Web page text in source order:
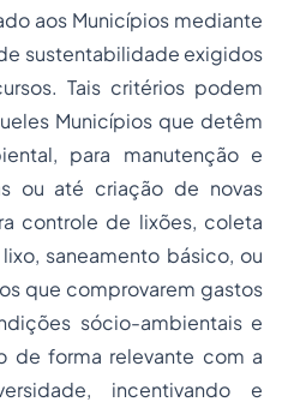
aos Municípios mediante
sustentabilidade exigidos
Tais critérios podem
Municípios que detêm
para manutenção e
ou até criação de novas
controle de lixões, coleta
saneamento básico, ou
que comprovarem gastos
sócio-ambientais e
de forma relevante com a
incentivando e